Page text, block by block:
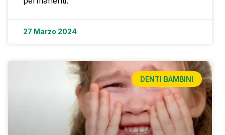
27 Marzo 2024
DENTI BAMBINI